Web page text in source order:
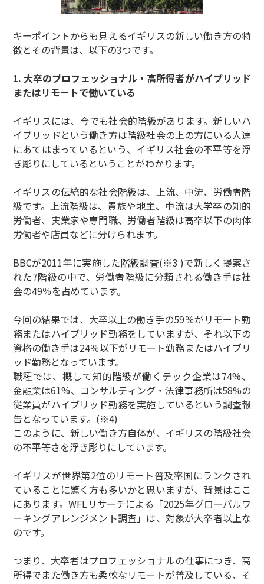
キーポイントからも見えるイギリスの新しい働き方の特
徴とその背景は、以下の3つです。
1. 大卒のプロフェッショナル・高所得者がハイブリッド
またはリモートで働いている
イギリスには、今でも社会的階級があります。新しいハ
イブリッドという働き方は階級社会の上の方にいる人達
にあてはまっているという、イギリス社会の不平等を浮
き彫りにしているということがわかります。
イギリスの伝統的な社会階級は、上流、中流、労働者階
級です。上流階級は、貴族や地主、中流は大学卒の知的
労働者、実業家や専門職、労働者階級は高卒以下の肉体
労働者や店員などに分けられます。
BBCが2011年に実施した階級調査(※3 )で新しく提案さ
れた7階級の中で、労働者階級に分類される働き手は社
会の49％を占めています。
今回の結果では、大卒以上の働き手の59％がリモート勤
務またはハイブリッド勤務をしていますが、それ以下の
資格の働き手は24％以下がリモート勤務またはハイブリ
ッド勤務となっています。
職種では、概して知的階級が働くテック企業は74%、
金融業は61%、コンサルティング・法律事務所は58%の
従業員がハイブリッド勤務を実施しているという調査報
告となっています。(※4)
このように、新しい働き方自体が、イギリスの階級社会
の不平等さを浮き彫りにしています。
イギリスが世界第2位のリモート普及率国にランクされ
ていることに驚く方も多いかと思いますが、背景はここ
にあります。WFLリサーチによる「2025年グローバルワ
ーキングアレンジメント調査」は、対象が大卒者以上な
のです。
つまり、大卒者はプロフェッショナルの仕事につき、高
所得でまた働き方も柔軟なリモートが普及している、そ